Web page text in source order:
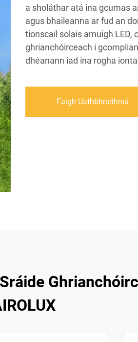
a sholáthar atá ina gcumas
agus bhaileanna ar fud an
tionscail solais amuigh LED,
ghrianchóirceach i
dhéanann iad ina rogha
Faigh Uathbhreithniú